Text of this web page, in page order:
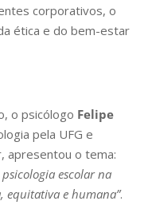
corporativos, o
ética e do bem-estar
o psicólogo Felipe
pela UFG e
apresentou o tema:
escolar na
equitativa e humana”.